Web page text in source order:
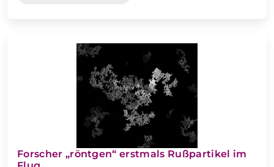
Forscher „röntgen“ erstmals Rußpartikel im